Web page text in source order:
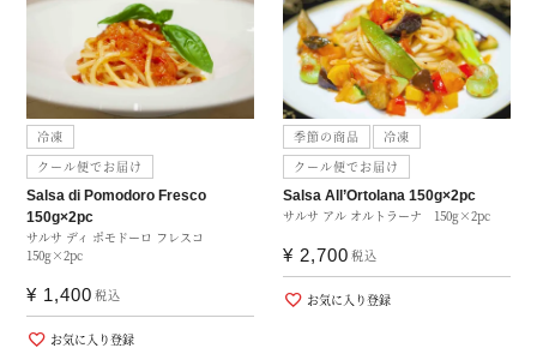
冷凍
クール便でお届け
サルサ ディ ポモドーロ フレスコ
150g×2pc
Salsa di Pomodoro Fresco
150g×2pc
¥ 1,400 税込
お気に入り登録
季節の商品
冷凍
クール便でお届け
サルサ アル オルトラーナ 150g×2pc
Salsa All’Ortolana 150g×2pc
¥ 2,700 税込
お気に入り登録